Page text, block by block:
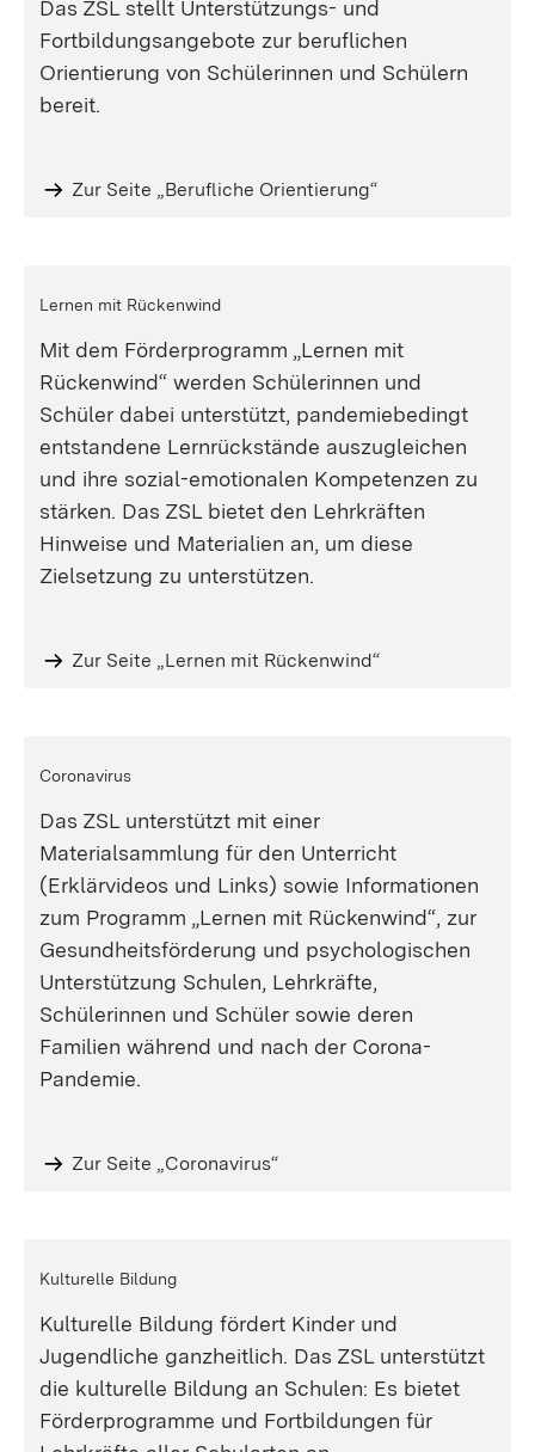
Das ZSL stellt Unterstützungs- und
Fortbildungsangebote zur beruflichen
Orientierung von Schülerinnen und Schülern
bereit.
Zur Seite „Berufliche Orientierung“
Lernen mit Rückenwind
Mit dem Förderprogramm „Lernen mit
Rückenwind“ werden Schülerinnen und
Schüler dabei unterstützt, pandemiebedingt
entstandene Lernrückstände auszugleichen
und ihre sozial-emotionalen Kompetenzen zu
stärken. Das ZSL bietet den Lehrkräften
Hinweise und Materialien an, um diese
Zielsetzung zu unterstützen.
Zur Seite „Lernen mit Rückenwind“
Coronavirus
Das ZSL unterstützt mit einer
Materialsammlung für den Unterricht
(Erklärvideos und Links) sowie Informationen
zum Programm „Lernen mit Rückenwind“, zur
Gesundheitsförderung und psychologischen
Unterstützung Schulen, Lehrkräfte,
Schülerinnen und Schüler sowie deren
Familien während und nach der Corona-
Pandemie.
Zur Seite „Coronavirus“
Kulturelle Bildung
Kulturelle Bildung fördert Kinder und
Jugendliche ganzheitlich. Das ZSL unterstützt
die kulturelle Bildung an Schulen: Es bietet
Förderprogramme und Fortbildungen für